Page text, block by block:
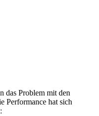
das Problem mit den
Performance hat sich